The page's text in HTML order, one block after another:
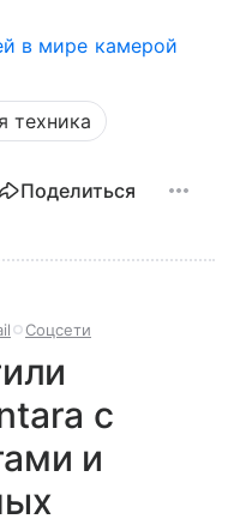
в мире камерой
техника
Поделиться
Соцсети
с
и